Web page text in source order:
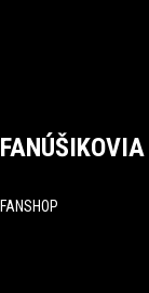
FANÚŠIKOVIA
FANSHOP